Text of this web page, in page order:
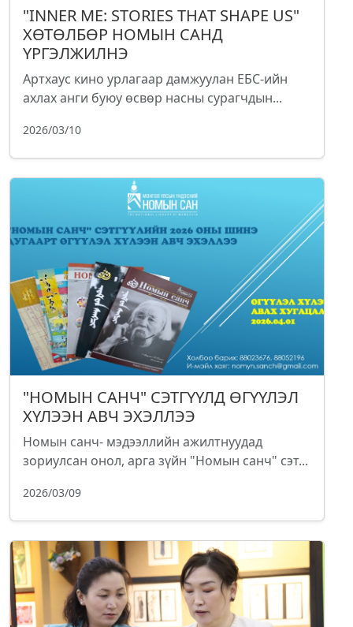
"INNER ME: STORIES THAT SHAPE US"
ХӨТӨЛБӨР НОМЫН САНД
ҮРГЭЛЖИЛНЭ
Артхаус кино урлагаар дамжуулан ЕБС-ийн
ахлах анги буюу өсвөр насны сурагчдын...
2026/03/10
"НОМЫН САНЧ" СЭТГҮҮЛД ӨГҮҮЛЭЛ
ХҮЛЭЭН АВЧ ЭХЭЛЛЭЭ
Номын санч- мэдээллийн ажилтнуудад
зориулсан онол, арга зүйн "Номын санч" сэт...
2026/03/09